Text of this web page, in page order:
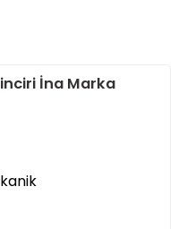
İna Marka